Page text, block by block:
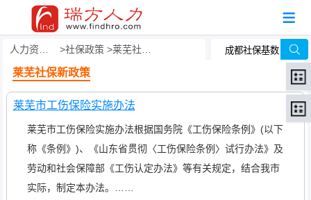
社保政策 莱芜社保新政策
莱芜社保新政策
莱芜市工伤保险实施办法
莱芜市工伤保险实施办法根据国务院《工伤保险条例》(以下
称《条例》)、《山东省贯彻〈工伤保险条例〉试行办法》及
劳动和社会保障部《工伤认定办法》等有关规定，结合我市
实际，制定本办法。……